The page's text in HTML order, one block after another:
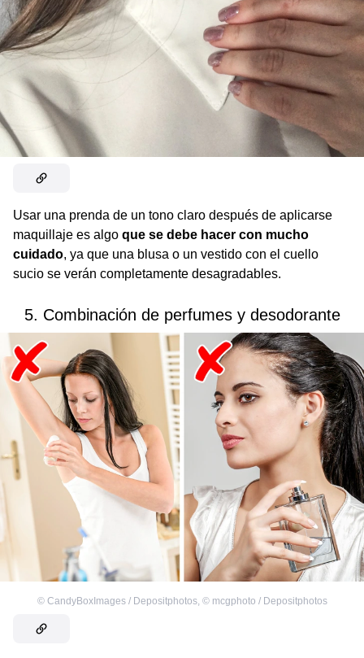
Usar una prenda de un tono claro después de aplicarse
maquillaje es algo que se debe hacer con mucho
cuidado, ya que una blusa o un vestido con el cuello
sucio se verán completamente desagradables.
5. Combinación de perfumes y desodorante
© CandyBoxImages / Depositphotos, © mcgphoto / Depositphotos